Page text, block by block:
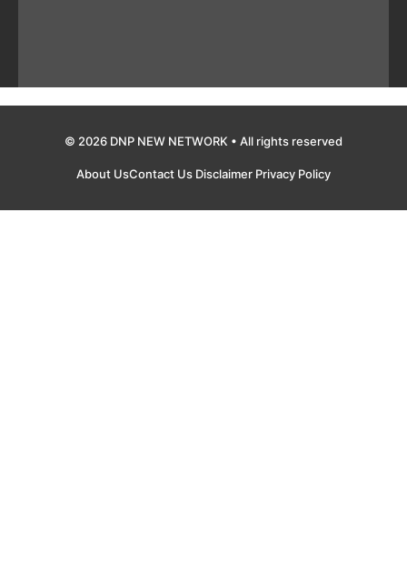
© 2026 DNP NEW NETWORK • All rights reserved
About UsContact Us Disclaimer Privacy Policy